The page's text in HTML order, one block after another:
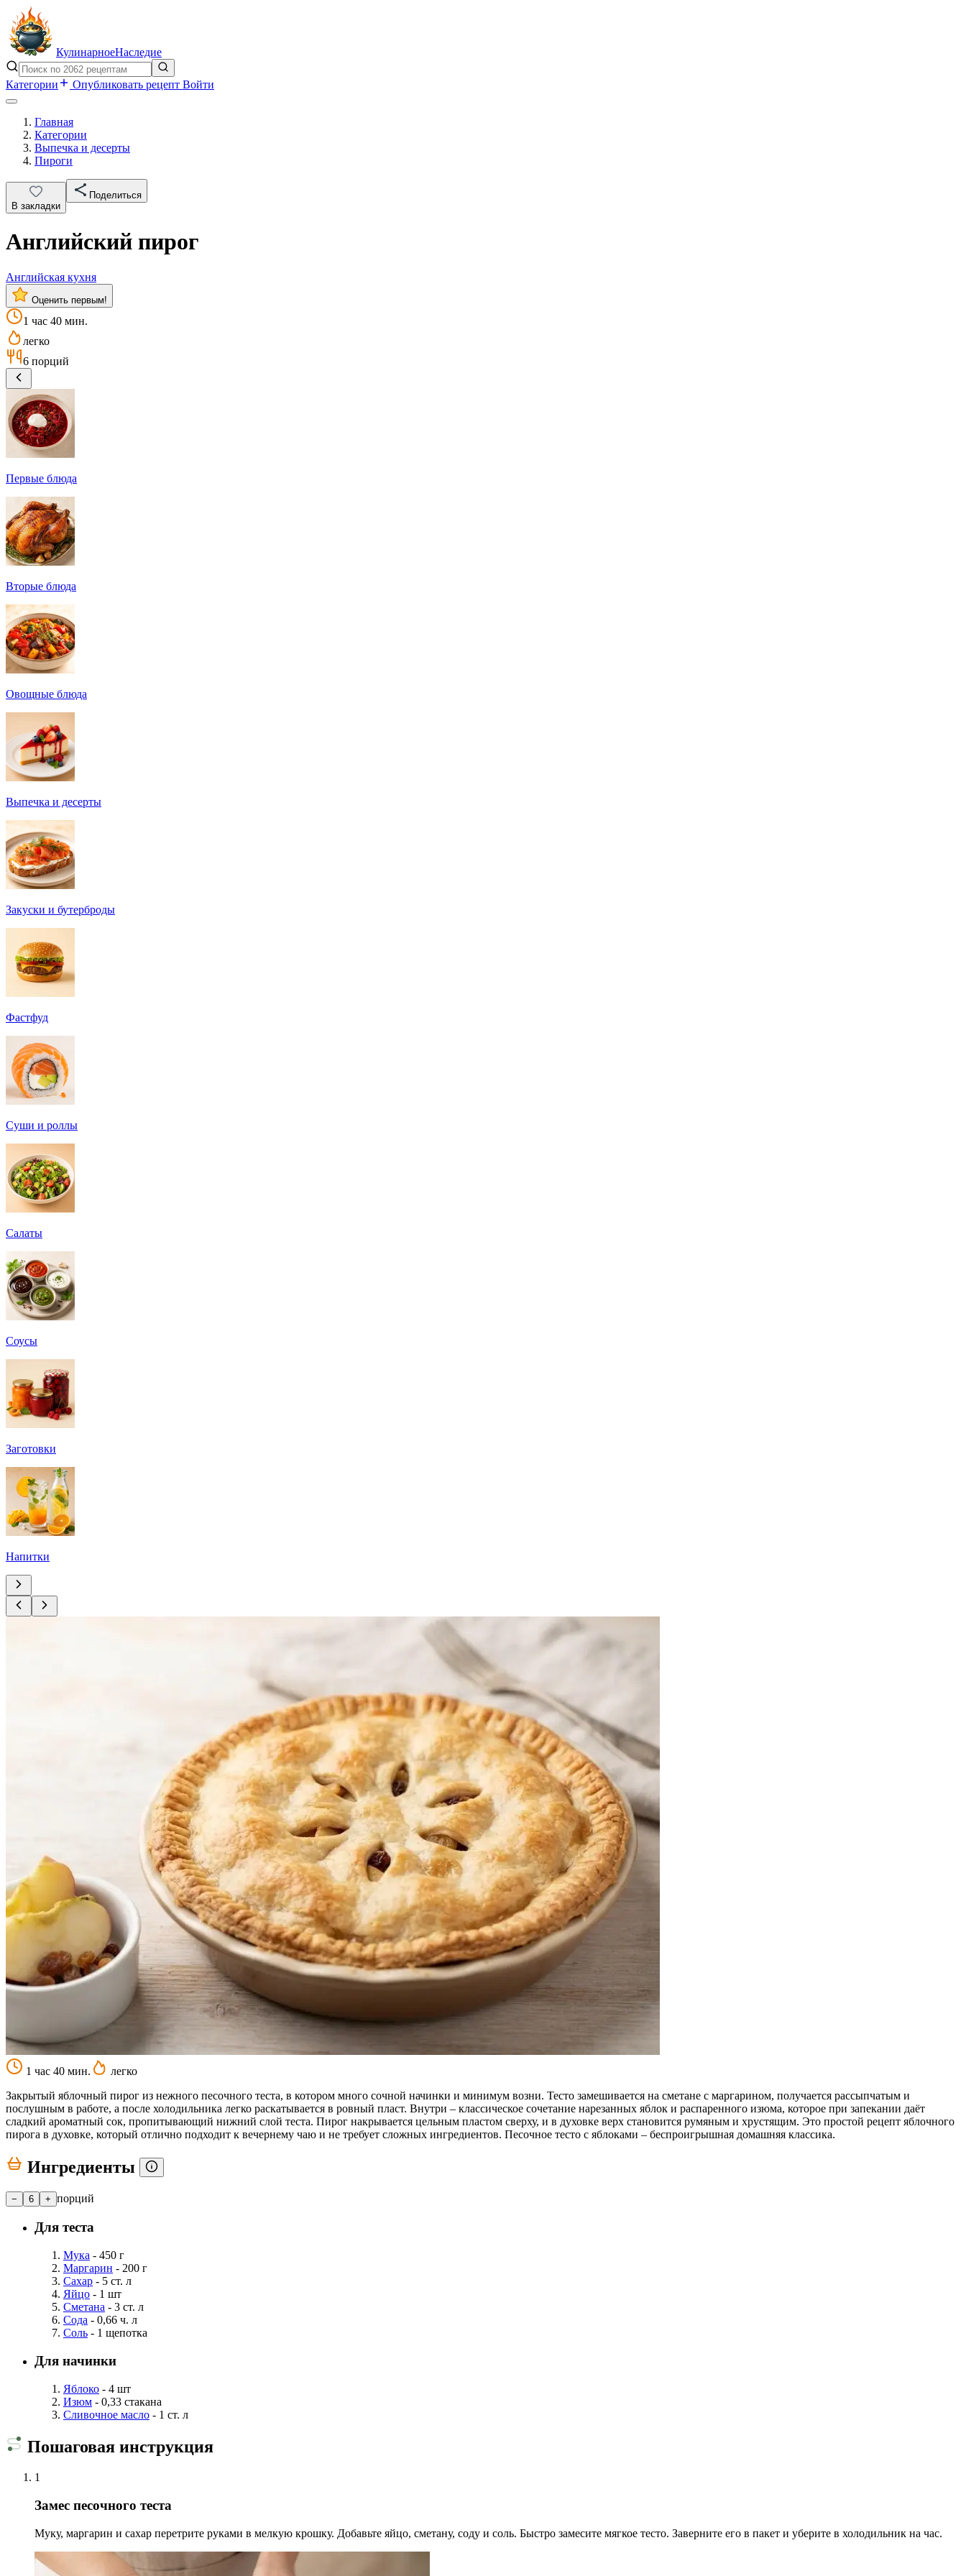
КулинарноеНаследие
Категории Опубликовать рецепт Войти
Главная
Категории
Выпечка и десерты
Пироги
В закладки
Поделиться
Английский пирог
Английская кухня
Оценить первым!
1 час 40 мин.
легко
6 порций
Первые блюда
Вторые блюда
Овощные блюда
Выпечка и десерты
Закуски и бутерброды
Фастфуд
Суши и роллы
Салаты
Соусы
Заготовки
Напитки
1 час 40 мин.
легко
Закрытый яблочный пирог из нежного песочного теста, в котором много сочной начинки и минимум возни. Тесто замешивается на сметане с маргарином, получается рассыпчатым и
послушным в работе, а после холодильника легко раскатывается в ровный пласт. Внутри – классическое сочетание нарезанных яблок и распаренного изюма, которое при запекании даёт
сладкий ароматный сок, пропитывающий нижний слой теста. Пирог накрывается цельным пластом сверху, и в духовке верх становится румяным и хрустящим. Это простой рецепт яблочного
пирога в духовке, который отлично подходит к вечернему чаю и не требует сложных ингредиентов. Песочное тесто с яблоками – беспроигрышная домашняя классика.
Ингредиенты
− 6 + порций
Для теста
Мука - 450 г
Маргарин - 200 г
Сахар - 5 ст. л
Яйцо - 1 шт
Сметана - 3 ст. л
Сода - 0,66 ч. л
Соль - 1 щепотка
Для начинки
Яблоко - 4 шт
Изюм - 0,33 стакана
Сливочное масло - 1 ст. л
Пошаговая инструкция
1
Замес песочного теста
Муку, маргарин и сахар перетрите руками в мелкую крошку. Добавьте яйцо, сметану, соду и соль. Быстро замесите мягкое тесто. Заверните его в пакет и уберите в холодильник на час.